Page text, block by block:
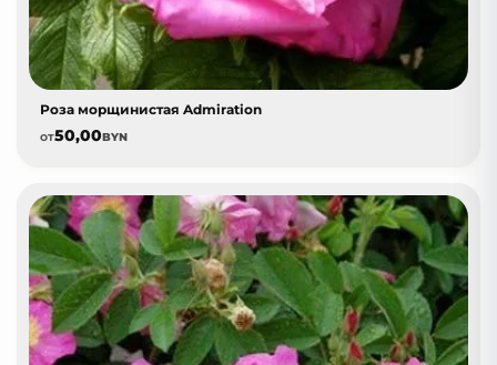
Роза морщинистая Admiration
от50,00BYN